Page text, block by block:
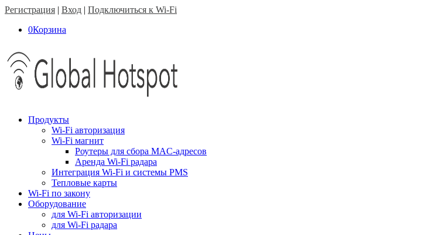
Регистрация | Вход | Подключиться к Wi-Fi
0Корзина
Продукты
Wi-Fi авторизация
Wi-Fi магнит
Роутеры для сбора MAC-адресов
Аренда Wi-Fi радара
Интеграция Wi-Fi и системы PMS
Тепловые карты
Wi-Fi по закону
Оборудование
для Wi-Fi авторизации
для Wi-Fi радара